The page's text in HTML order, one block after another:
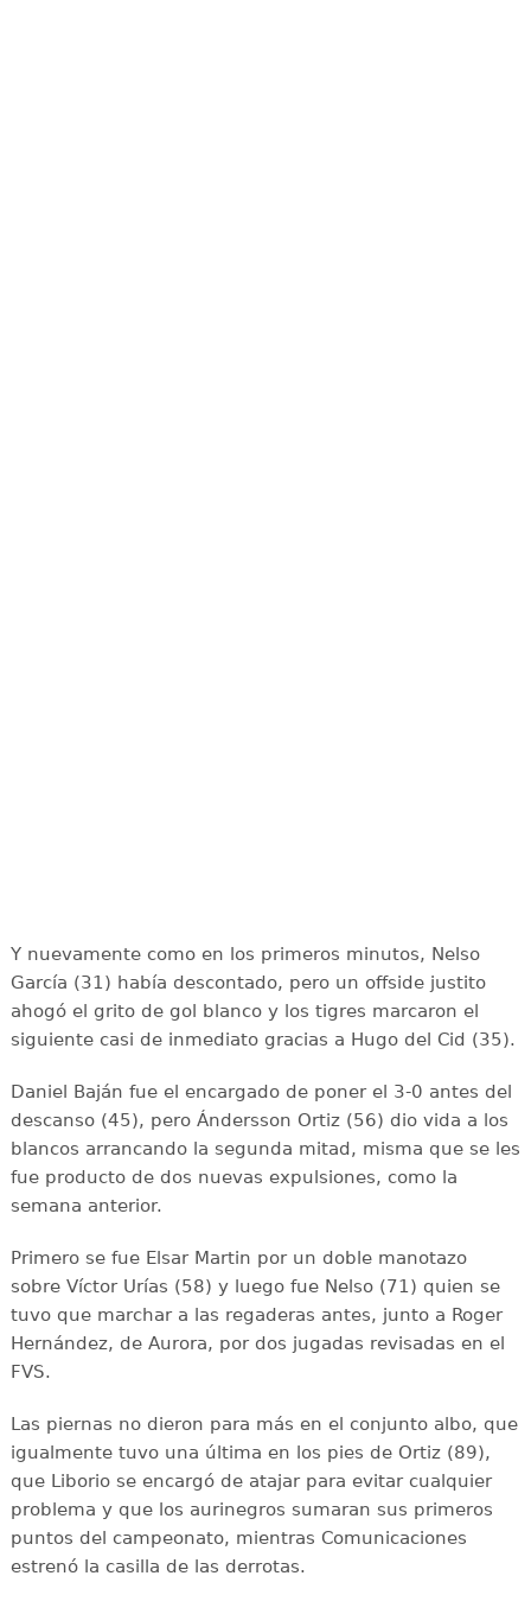
Y nuevamente como en los primeros minutos, Nelso
García (31) había descontado, pero un offside justito
ahogó el grito de gol blanco y los tigres marcaron el
siguiente casi de inmediato gracias a Hugo del Cid (35).
Daniel Baján fue el encargado de poner el 3-0 antes del
descanso (45), pero Ándersson Ortiz (56) dio vida a los
blancos arrancando la segunda mitad, misma que se les
fue producto de dos nuevas expulsiones, como la
semana anterior.
Primero se fue Elsar Martin por un doble manotazo
sobre Víctor Urías (58) y luego fue Nelso (71) quien se
tuvo que marchar a las regaderas antes, junto a Roger
Hernández, de Aurora, por dos jugadas revisadas en el
FVS.
Las piernas no dieron para más en el conjunto albo, que
igualmente tuvo una última en los pies de Ortiz (89),
que Liborio se encargó de atajar para evitar cualquier
problema y que los aurinegros sumaran sus primeros
puntos del campeonato, mientras Comunicaciones
estrenó la casilla de las derrotas.